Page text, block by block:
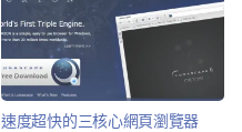
速度超快的三核心網頁瀏覽器